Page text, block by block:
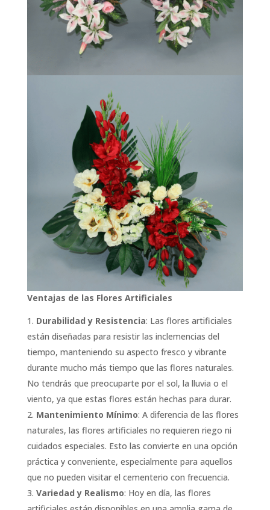
Ventajas de las Flores Artificiales
Durabilidad y Resistencia: Las flores artificiales
están diseñadas para resistir las inclemencias del
tiempo, manteniendo su aspecto fresco y vibrante
durante mucho más tiempo que las flores naturales.
No tendrás que preocuparte por el sol, la lluvia o el
viento, ya que estas flores están hechas para durar.
Mantenimiento Mínimo: A diferencia de las flores
naturales, las flores artificiales no requieren riego ni
cuidados especiales. Esto las convierte en una opción
práctica y conveniente, especialmente para aquellos
que no pueden visitar el cementerio con frecuencia.
Variedad y Realismo: Hoy en día, las flores